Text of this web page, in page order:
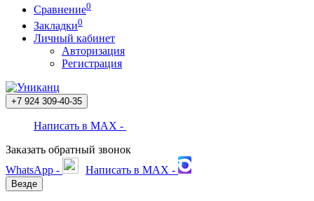
Сравнение0
Закладки0
Личный кабинет
Авторизация
Регистрация
+7 924 309-40-35
Написать в MAX -
Заказать обратный звонок
WhatsApp -
Написать в MAX -
Везде